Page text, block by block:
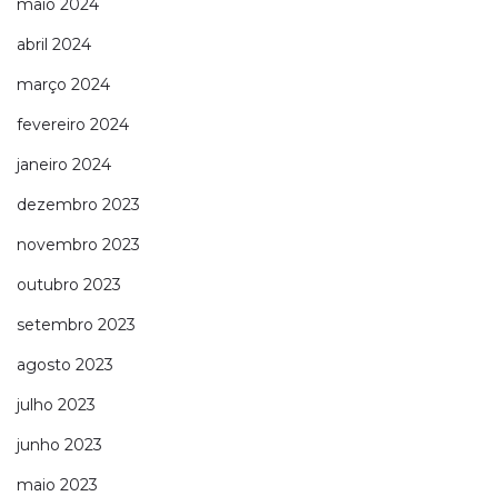
maio 2024
abril 2024
março 2024
fevereiro 2024
janeiro 2024
dezembro 2023
novembro 2023
outubro 2023
setembro 2023
agosto 2023
julho 2023
junho 2023
maio 2023